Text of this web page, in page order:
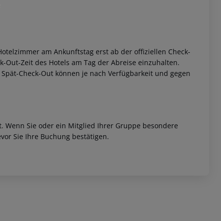
am Ankunftstag erst ab der offiziellen Check-
Out-Zeit des Hotels am Tag der Abreise einzuhalten.
Check-Out können je nach Verfügbarkeit und gegen
Sie oder ein Mitglied Ihrer Gruppe besondere
Sie Ihre Buchung bestätigen.